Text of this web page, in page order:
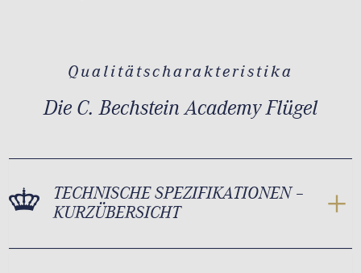
Qualitätscharakteristika
Die C. Bechstein Academy Flügel
TECHNISCHE SPEZIFIKATIONEN –
KURZÜBERSICHT